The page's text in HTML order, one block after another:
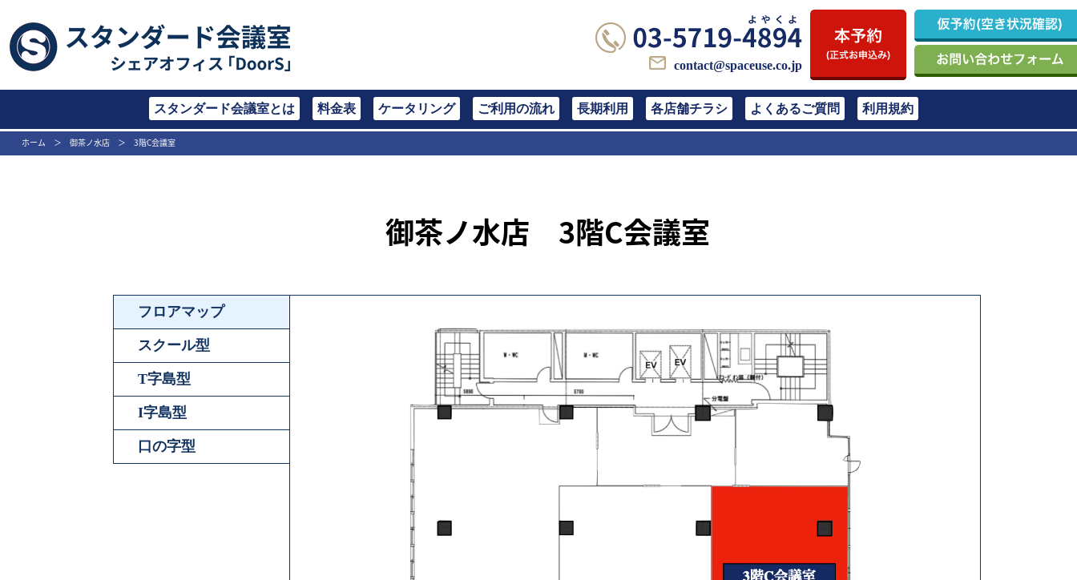
contact@spaceuse.co.jp
スタンダード会議室とは 料金表 ケータリング ご利用の流れ 長期利用 各店舗チラシ よくあるご質問 利用規約
ホーム ＞ 御茶ノ水店 ＞ 3階C会議室
御茶ノ水店 3階C会議室
フロアマップ
スクール型
T字島型
I字島型
口の字型